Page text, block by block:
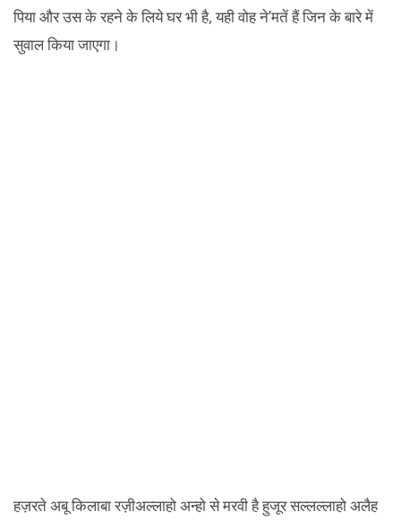
पिया और उस के रहने के लिये घर भी है, यही वोह ने’मतें हैं जिन के बारे में
सुवाल किया जाएगा।
हज़रते अबू किलाबा रज़ीअल्लाहो अन्हो से मरवी है हुजूर सल्लल्लाहो अलैह